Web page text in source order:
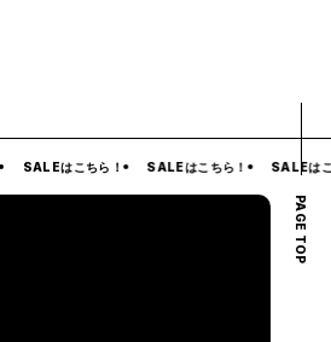
SALEはこちら！ SALEはこちら！ SALEはこち
PAGE TOP